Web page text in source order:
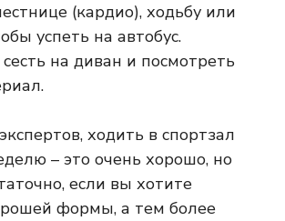
(кардио), ходьбу или
успеть на автобус.
на диван и посмотреть
ходить в спортзал
– это очень хорошо, но
если вы хотите
формы, а тем более